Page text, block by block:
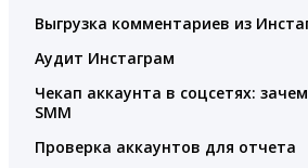
Выгрузка комментариев из
Аудит Инстаграм
Чекап аккаунта в соцсетях:
SMM
Проверка аккаунтов для отчета